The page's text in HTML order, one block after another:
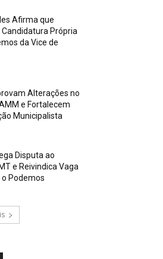
Afirma que
Candidatura Própria
da Vice de
Alterações no
e Fortalecem
Municipalista
Disputa ao
e Reivindica Vaga
Podemos